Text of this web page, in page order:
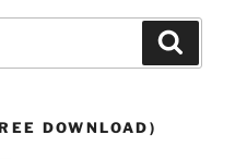
DOWNLOAD)